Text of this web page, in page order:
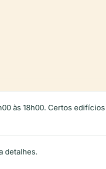
às 18h00. Certos
detalhes.